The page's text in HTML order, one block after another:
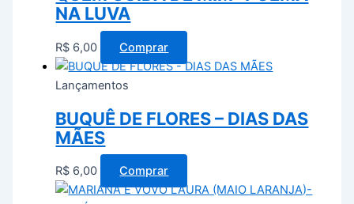
NA LUVA
R$ 6,00 Comprar
Lançamentos
BUQUÊ DE FLORES – DIAS DAS
MÃES
R$ 6,00 Comprar